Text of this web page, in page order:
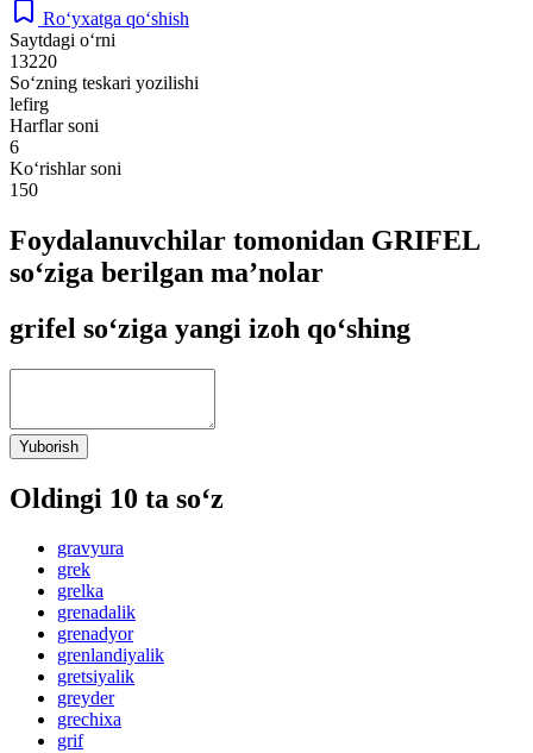
Ro‘yxatga qo‘shish
Saytdagi o‘rni
13220
So‘zning teskari yozilishi
lefirg
Harflar soni
6
Ko‘rishlar soni
150
Foydalanuvchilar tomonidan GRIFEL
so‘ziga berilgan ma’nolar
grifel so‘ziga yangi izoh qo‘shing
Yuborish
Oldingi 10 ta so‘z
gravyura
grek
grelka
grenadalik
grenadyor
grenlandiyalik
gretsiyalik
greyder
grechixa
grif